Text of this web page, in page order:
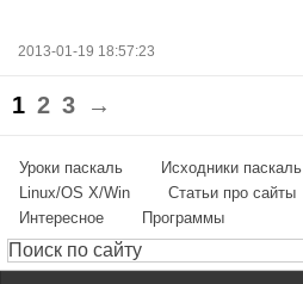
2013-01-19 18:57:23
1 2 3 →
Уроки паскаль Исходники паскаль
Linux/OS X/Win
Статьи про сайты
Интересное
Программы